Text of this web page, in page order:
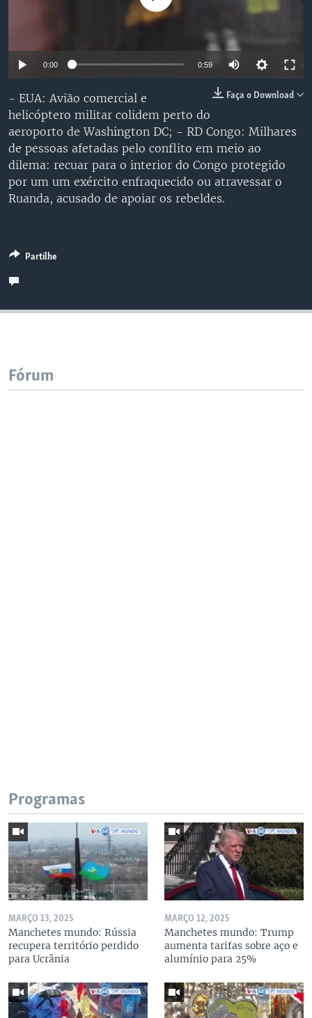
Auto 240p 360p 480p
720p 1080p
0:00 0:59
480p
720p
1080p
Faça o Download
- EUA: Avião comercial e
helicóptero militar colidem perto do
aeroporto de Washington DC; - RD Congo: Milhares
de pessoas afetadas pelo conflito em meio ao
dilema: recuar para o interior do Congo protegido
por um um exército enfraquecido ou atravessar o
Ruanda, acusado de apoiar os rebeldes.
Partilhe
Fórum
Programas
MARÇO 13, 2025
Manchetes mundo: Rússia
recupera território perdido
para Ucrânia
MARÇO 12, 2025
Manchetes mundo: Trump
aumenta tarifas sobre aço e
alumínio para 25%